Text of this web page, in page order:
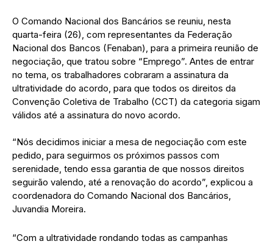
O Comando Nacional dos Bancários se reuniu, nesta
quarta-feira (26), com representantes da Federação
Nacional dos Bancos (Fenaban), para a primeira reunião de
negociação, que tratou sobre “Emprego”. Antes de entrar
no tema, os trabalhadores cobraram a assinatura da
ultratividade do acordo, para que todos os direitos da
Convenção Coletiva de Trabalho (CCT) da categoria sigam
válidos até a assinatura do novo acordo.
“Nós decidimos iniciar a mesa de negociação com este
pedido, para seguirmos os próximos passos com
serenidade, tendo essa garantia de que nossos direitos
seguirão valendo, até a renovação do acordo”, explicou a
coordenadora do Comando Nacional dos Bancários,
Juvandia Moreira.
“Com a ultratividade rondando todas as campanhas